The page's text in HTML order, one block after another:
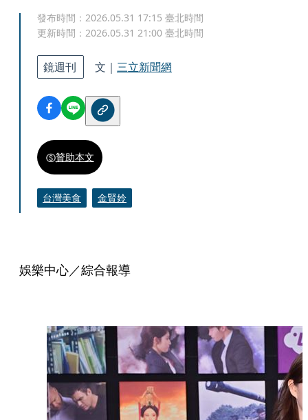
發布時間： 2026.05.31 17:15 臺北時間
更新時間： 2026.05.31 21:00 臺北時間
鏡週刊 文｜ 三立新聞網
贊助本文
台灣美食 金賢姈
娛樂中心／綜合報導